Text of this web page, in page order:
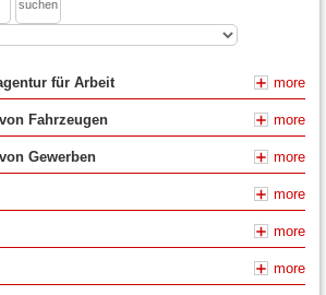
für Arbeit more
Fahrzeugen more
Gewerben more
more
more
more